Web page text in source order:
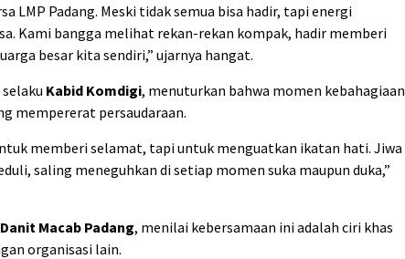
LMP Padang. Meski tidak semua bisa hadir, tapi energi
Kami bangga melihat rekan-rekan kompak, hadir memberi
besar kita sendiri,” ujarnya hangat.
selaku Kabid Komdigi, menuturkan bahwa momen kebahagiaan
mempererat persaudaraan.
memberi selamat, tapi untuk menguatkan ikatan hati. Jiwa
saling meneguhkan di setiap momen suka maupun duka,”
Danit Macab Padang, menilai kebersamaan ini adalah ciri khas
organisasi lain.